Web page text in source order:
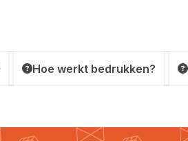
Hoe werkt bedrukken?